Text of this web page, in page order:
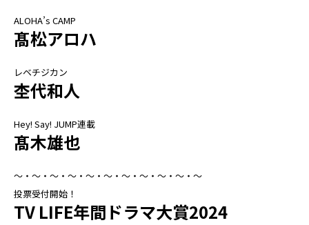
ALOHA’s CAMP
髙松アロハ
レベチジカン
杢代和人
Hey! Say! JUMP連載
髙木雄也
～・～・～・～・～・～・～・～・～・～・～
投票受付開始！
TV LIFE年間ドラマ大賞2024